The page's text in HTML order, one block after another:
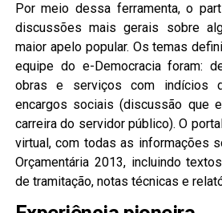
Por meio dessa ferramenta, o
discussões mais gerais sobre
maior apelo popular. Os temas
equipe do e-Democracia foram:
obras e serviços com indícios
encargos sociais (discussão que
carreira do servidor público). O
virtual, com todas as informações
Orçamentária 2013, incluindo
de tramitação, notas técnicas e